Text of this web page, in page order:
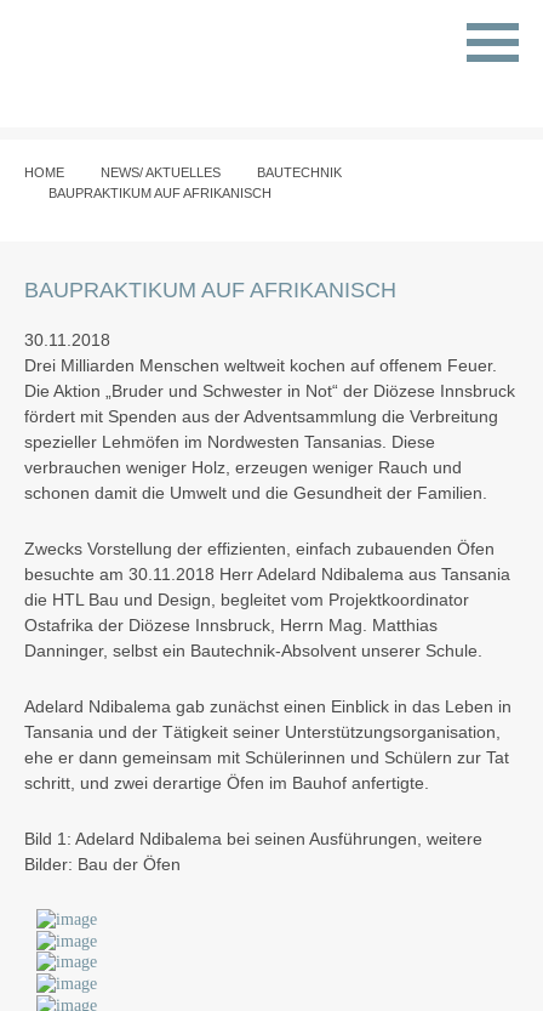
HOME NEWS/ AKTUELLES
BAUTECHNIK
BAUPRAKTIKUM AUF AFRIKANISCH
BAUPRAKTIKUM AUF AFRIKANISCH
30.11.2018
Drei Milliarden Menschen weltweit kochen auf offenem Feuer.
Die Aktion „Bruder und Schwester in Not“ der Diözese Innsbruck
fördert mit Spenden aus der Adventsammlung die Verbreitung
spezieller Lehmöfen im Nordwesten Tansanias. Diese
verbrauchen weniger Holz, erzeugen weniger Rauch und
schonen damit die Umwelt und die Gesundheit der Familien.
Zwecks Vorstellung der effizienten, einfach zubauenden Öfen
besuchte am 30.11.2018 Herr Adelard Ndibalema aus Tansania
die HTL Bau und Design, begleitet vom Projektkoordinator
Ostafrika der Diözese Innsbruck, Herrn Mag. Matthias
Danninger, selbst ein Bautechnik-Absolvent unserer Schule.
Adelard Ndibalema gab zunächst einen Einblick in das Leben in
Tansania und der Tätigkeit seiner Unterstützungsorganisation,
ehe er dann gemeinsam mit Schülerinnen und Schülern zur Tat
schritt, und zwei derartige Öfen im Bauhof anfertigte.
Bild 1: Adelard Ndibalema bei seinen Ausführungen, weitere
Bilder: Bau der Öfen